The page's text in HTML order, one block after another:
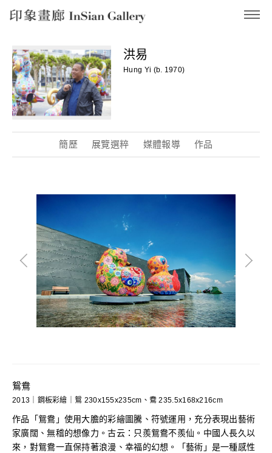
InSian Gallery
洪易
Hung Yi (b. 1970)
簡歷 展覽選粹 媒體報導 作品
鴛鴦
2013｜鋼板彩繪｜鴛 230x155x235cm、鴦 235.5x168x216cm
作品「鴛鴦」使用大膽的彩繪圖騰、符號運用，充分表現出藝術
家廣闊、無稽的想像力。古云：只羨鴛鴦不羨仙。中國人長久以
來，對鴛鴦一直保持著浪漫、幸福的幻想。「藝術」是一種感性